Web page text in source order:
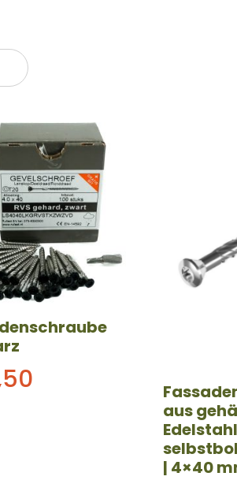
aus
| 4×40